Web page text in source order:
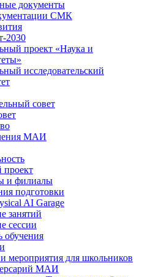
документы
СМК
2030
проект «Наука и
исследовательский
совет
МАИ
и филиалы
подготовки
AI Garage
занятий
сессии
обучения
мероприятия для школьников
МАИ